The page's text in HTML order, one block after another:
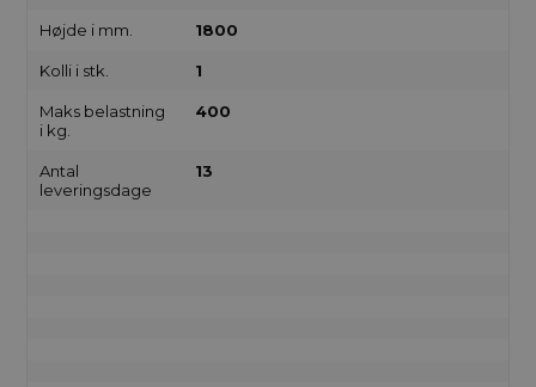
Højde i mm. 1800
Kolli i stk. 1
Maks belastning
i kg.
400
Antal
leveringsdage
13